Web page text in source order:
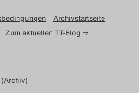
Archivstartseite
Zum aktuellen TT-Blog →